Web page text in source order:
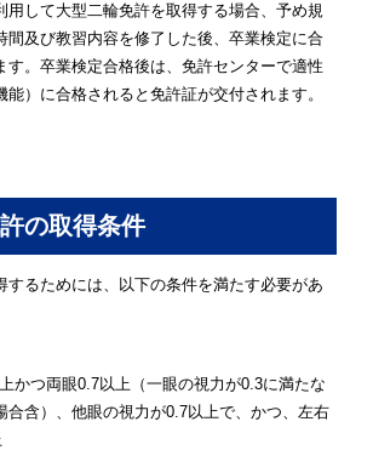
用して大型二輪免許を取得する場合、予め規
間及び教習内容を修了した後、卒業検定に合
す。卒業検定合格後は、免許センターで適性
）に合格されると免許証が交付されます。
の取得条件
するためには、以下の条件を満たす必要があ
かつ両眼0.7以上（一眼の視力が0.3に満たな
合含）、他眼の視力が0.7以上で、かつ、左右